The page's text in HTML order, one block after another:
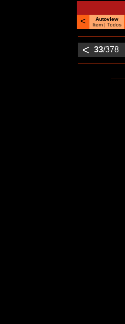
<
Autoview
Item | Todos
< 33/378